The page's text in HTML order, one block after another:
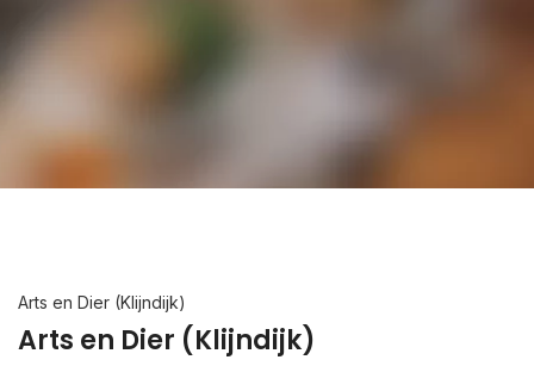
Arts en Dier (Klijndijk)
Arts en Dier (Klijndijk)